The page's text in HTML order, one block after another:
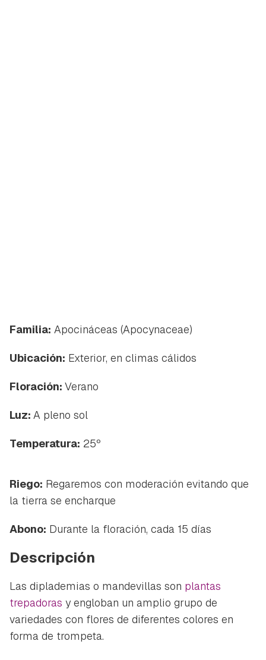
Familia: Apocináceas (Apocynaceae)
Ubicación: Exterior, en climas cálidos
Floración: Verano
Luz: A pleno sol
Temperatura: 25º
Riego: Regaremos con moderación evitando que
la tierra se encharque
Abono: Durante la floración, cada 15 días
Descripción
Las diplademias o mandevillas son plantas
trepadoras y engloban un amplio grupo de
variedades con flores de diferentes colores en
forma de trompeta.